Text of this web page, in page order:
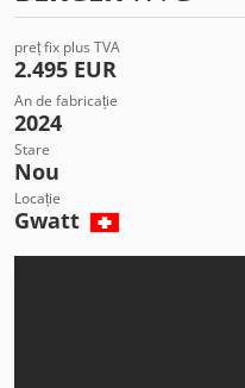
preț fix plus TVA
2.495 EUR
An de fabricație
2024
Stare
Nou
Locație
Gwatt